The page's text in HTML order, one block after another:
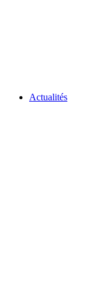
Actualités